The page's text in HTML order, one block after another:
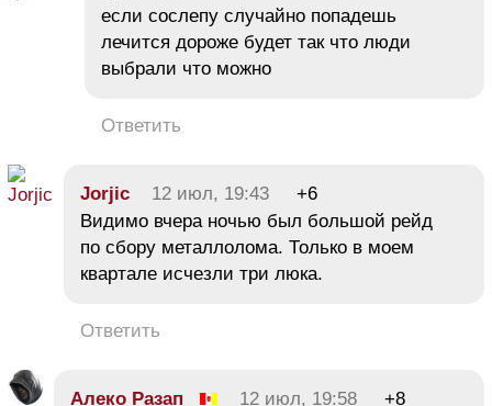
если сослепу случайно попадешь
лечится дороже будет так что люди
выбрали что можно
Ответить
Jorjic 12 июл, 19:43
+6
Видимо вчера ночью был большой рейд
по сбору металлолома. Только в моем
квартале исчезли три люка.
Ответить
Алеко Разап 12 июл, 19:58
+8